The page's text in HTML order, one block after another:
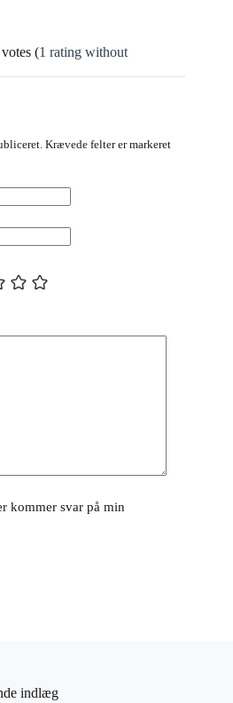
(1 rating without
Krævede felter er markeret
kommer svar på min
indlæg